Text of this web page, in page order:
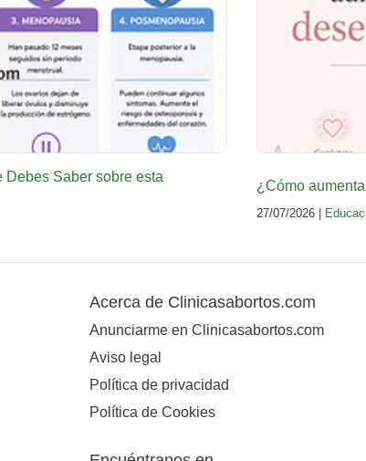
Debes Saber sobre esta
¿Cómo
27/07/2026 |
Acerca de Clinicasabortos.com
Anunciarme en Clinicasabortos.com
Aviso legal
Política de privacidad
Política de Cookies